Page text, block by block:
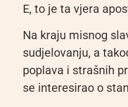
E, to je ta vjera
Na kraju misnog
sudjelovanju, a
poplava i strašnih
se interesirao o